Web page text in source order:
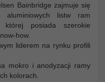
Bainbridge zajmuje się
aluminiowych listw ram
posiada szerokie
how.
liderem na rynku profili
mokro i anodyzacji ramy
kolorach.